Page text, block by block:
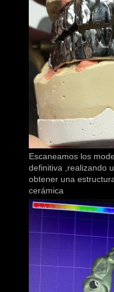
Escaneamos los
definitiva ,realizando
obtener una
cerámica